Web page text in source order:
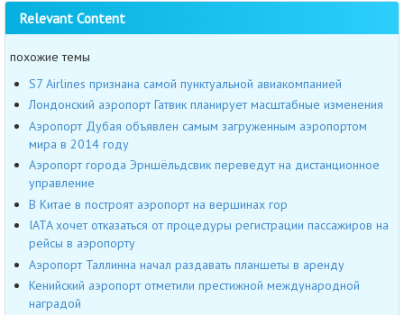
Relevant Content
похожие темы
S7 Airlines признана самой пунктуальной авиакомпанией
Лондонский аэропорт Гатвик планирует масштабные изменения
Аэропорт Дубая объявлен самым загруженным аэропортом
мира в 2014 году
Аэропорт города Эрншёльдсвик переведут на дистанционное
управление
В Китае в построят аэропорт на вершинах гор
IATA хочет отказаться от процедуры регистрации пассажиров на
рейсы в аэропорту
Аэропорт Таллинна начал раздавать планшеты в аренду
Кенийский аэропорт отметили престижной международной
наградой